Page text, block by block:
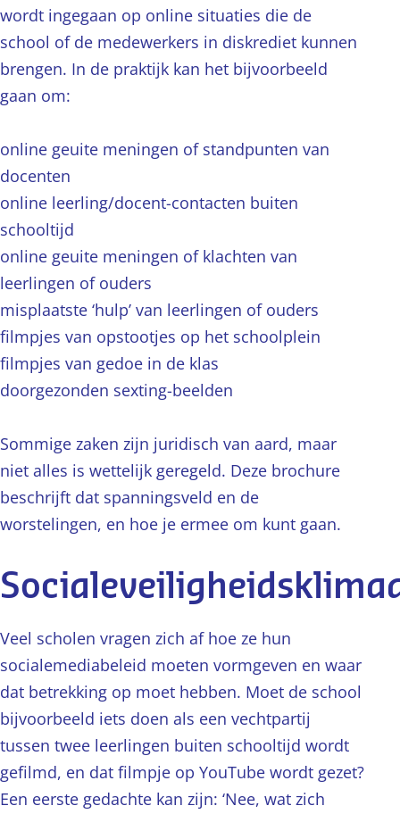
wordt ingegaan op online situaties die de
school of de medewerkers in diskrediet kunnen
brengen. In de praktijk kan het bijvoorbeeld
gaan om:
online geuite meningen of standpunten van
docenten
online leerling/docent-contacten buiten
schooltijd
online geuite meningen of klachten van
leerlingen of ouders
misplaatste ‘hulp’ van leerlingen of ouders
filmpjes van opstootjes op het schoolplein
filmpjes van gedoe in de klas
doorgezonden sexting-beelden
Sommige zaken zijn juridisch van aard, maar
niet alles is wettelijk geregeld. Deze brochure
beschrijft dat spanningsveld en de
worstelingen, en hoe je ermee om kunt gaan.
Veel scholen vragen zich af hoe ze hun
socialemediabeleid moeten vormgeven en waar
dat betrekking op moet hebben. Moet de school
bijvoorbeeld iets doen als een vechtpartij
tussen twee leerlingen buiten schooltijd wordt
gefilmd, en dat filmpje op YouTube wordt gezet?
Een eerste gedachte kan zijn: ‘Nee, wat zich